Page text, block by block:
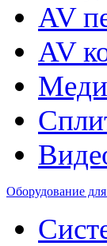
AV
AV
Оборудование